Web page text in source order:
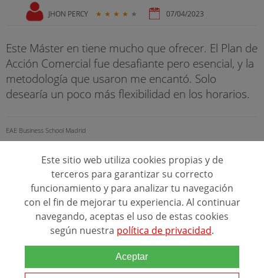
JHON PERCY ★ ★ ★ ★ ★ 07/04/2023
Este Máster en tiene mucho que ofrecer. El Plan de
Acción Comercial fue desafiante pero esencial, y la
metodología que usaron me encantó. Solo
desearía un poco más flexibilidad en los horarios.
EAE Business School Madrid
Resultados:38Opiniones de EAE Business School
Madrid
Este sitio web utiliza cookies propias y de
terceros para garantizar su correcto
funcionamiento y para analizar tu navegación
con el fin de mejorar tu experiencia. Al continuar
navegando, aceptas el uso de estas cookies
según nuestra política de privacidad.
Aceptar